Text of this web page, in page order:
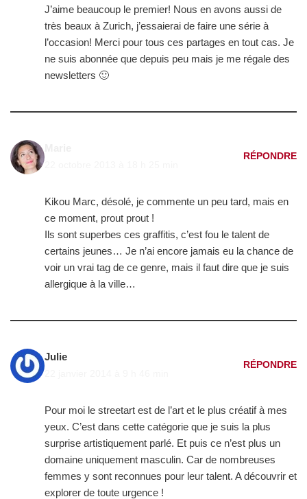
J’aime beaucoup le premier! Nous en avons aussi de
très beaux à Zurich, j’essaierai de faire une série à
l’occasion! Merci pour tous ces partages en tout cas. Je
ne suis abonnée que depuis peu mais je me régale des
newsletters 🙂
RÉPONDRE
Kikou Marc, désolé, je commente un peu tard, mais en
ce moment, prout prout !
Ils sont superbes ces graffitis, c’est fou le talent de
certains jeunes… Je n’ai encore jamais eu la chance de
voir un vrai tag de ce genre, mais il faut dire que je suis
allergique à la ville…
Julie
RÉPONDRE
Pour moi le streetart est de l’art et le plus créatif à mes
yeux. C’est dans cette catégorie que je suis la plus
surprise artistiquement parlé. Et puis ce n’est plus un
domaine uniquement masculin. Car de nombreuses
femmes y sont reconnues pour leur talent. A découvrir et
explorer de toute urgence !